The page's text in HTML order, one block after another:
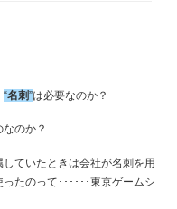
“名刺”は必要なのか？
のか？
ていたときは会社が名刺を用
たのって･･････東京ゲームシ